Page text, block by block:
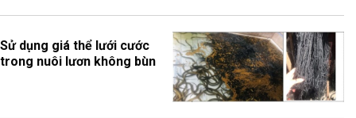
Sử dụng giá thể lưới cước
trong nuôi lươn không bùn